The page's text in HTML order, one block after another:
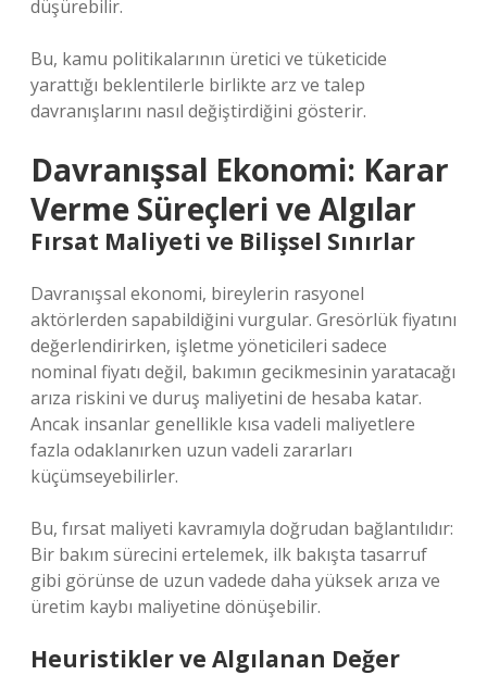
düşürebilir.
Bu, kamu politikalarının üretici ve tüketicide
yarattığı beklentilerle birlikte arz ve talep
davranışlarını nasıl değiştirdiğini gösterir.
Davranışsal Ekonomi: Karar
Verme Süreçleri ve Algılar
Fırsat Maliyeti ve Bilişsel Sınırlar
Davranışsal ekonomi, bireylerin rasyonel
aktörlerden sapabildiğini vurgular. Gresörlük fiyatını
değerlendirirken, işletme yöneticileri sadece
nominal fiyatı değil, bakımın gecikmesinin yaratacağı
arıza riskini ve duruş maliyetini de hesaba katar.
Ancak insanlar genellikle kısa vadeli maliyetlere
fazla odaklanırken uzun vadeli zararları
küçümseyebilirler.
Bu, fırsat maliyeti kavramıyla doğrudan bağlantılıdır:
Bir bakım sürecini ertelemek, ilk bakışta tasarruf
gibi görünse de uzun vadede daha yüksek arıza ve
üretim kaybı maliyetine dönüşebilir.
Heuristikler ve Algılanan Değer